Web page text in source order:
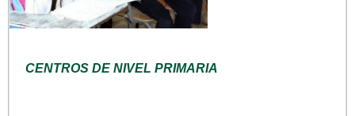
CENTROS DE NIVEL PRIMARIA